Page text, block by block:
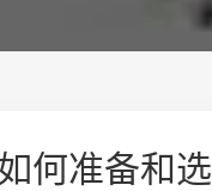
何准备和选